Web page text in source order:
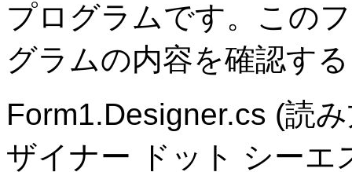
プログラムです。この
グラムの内容を確認す
Form1.Designer.cs (読
ザイナー ドット シーエ